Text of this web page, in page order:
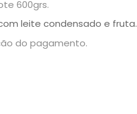
600grs.
leite condensado e fruta.
do pagamento.